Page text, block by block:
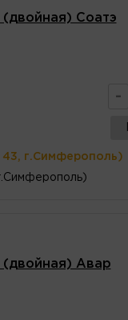
(двойная) Соатэ
-
43, г.Симферополь)
(двойная) Авар